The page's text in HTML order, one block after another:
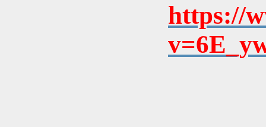
https://